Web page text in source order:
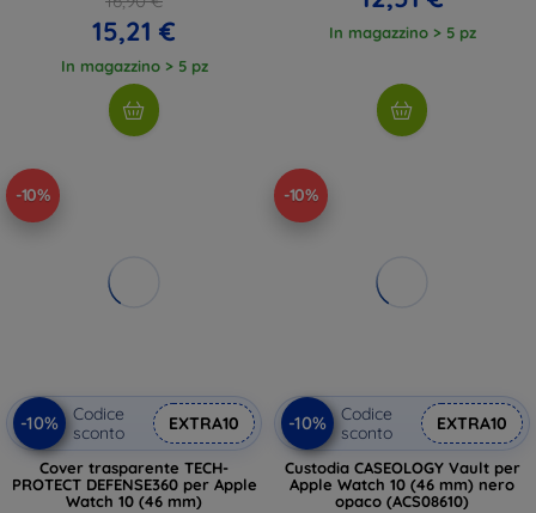
15,21 €
In magazzino > 5 pz
In magazzino > 5 pz
-10%
-10%
Codice
sconto
EXTRA10
Cover trasparente TECH-
PROTECT DEFENSE360 per Apple
Watch 10 (46 mm)
-10%
-10%
Codice
sconto
EXTRA10
Custodia CASEOLOGY Vault per
Apple Watch 10 (46 mm) nero
opaco (ACS08610)